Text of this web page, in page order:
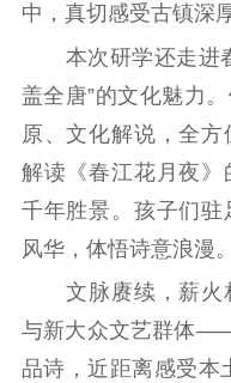
电影创作
党建要闻
中，真切感受古镇深
本次研学还走进春
盖全唐”的文化魅力
原、文化解说，全方
解读《春江花月夜
千年胜景。孩子们
风华，体悟诗意浪漫。
文脉赓续，薪火
与新大众文艺群体
品诗，近距离感受本